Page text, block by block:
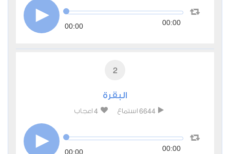
00:00 00:00
2
البقرة
6644 استماع 4 اعجاب
00:00 00:00